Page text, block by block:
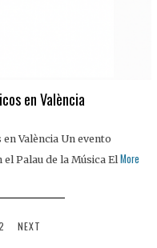
en València
València Un evento
Palau de la Música El More
NEXT